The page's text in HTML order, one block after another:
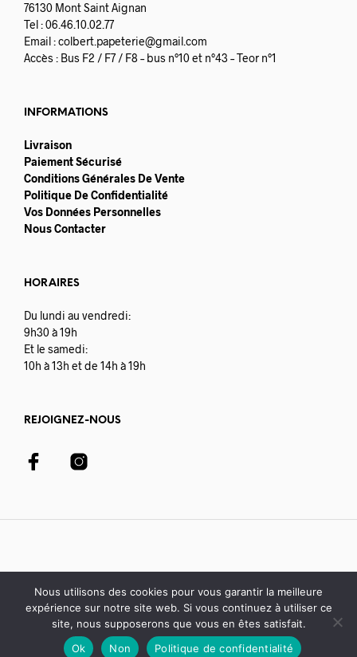
76130 Mont Saint Aignan
Tel : 06.46.10.02.77
Email :colbert.papeterie@gmail.com
Accès : Bus F2 / F7 / F8 – bus n°10 et n°43 – Teor n°1
INFORMATIONS
Livraison
Paiement Sécurisé
Conditions Générales De Vente
Politique De Confidentialité
Vos Données Personnelles
Nous Contacter
HORAIRES
Du lundi au vendredi:
9h30 à 19h
Et le samedi:
10h à 13h et de 14h à 19h
REJOIGNEZ-NOUS
© 2020-21 Librairie Colbert | développé avec parDigisoft
Nous utilisons des cookies pour vous garantir la meilleure
expérience sur notre site web. Si vous continuez à utiliser ce
site, nous supposerons que vous en êtes satisfait.
Ok
Non Politique de confidentialité